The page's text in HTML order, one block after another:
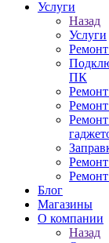
Услуги
Назад
Услуги
ПК
Ремонт
Блог
Магазины
О компании
Назад